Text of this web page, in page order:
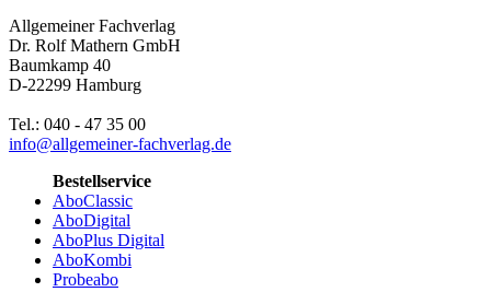
Allgemeiner Fachverlag
Dr. Rolf Mathern GmbH
Baumkamp 40
D-22299 Hamburg
Tel.: 040 - 47 35 00
info@allgemeiner-fachverlag.de
Bestellservice
AboClassic
AboDigital
AboPlus Digital
AboKombi
Probeabo